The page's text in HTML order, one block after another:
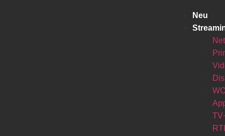
Neu